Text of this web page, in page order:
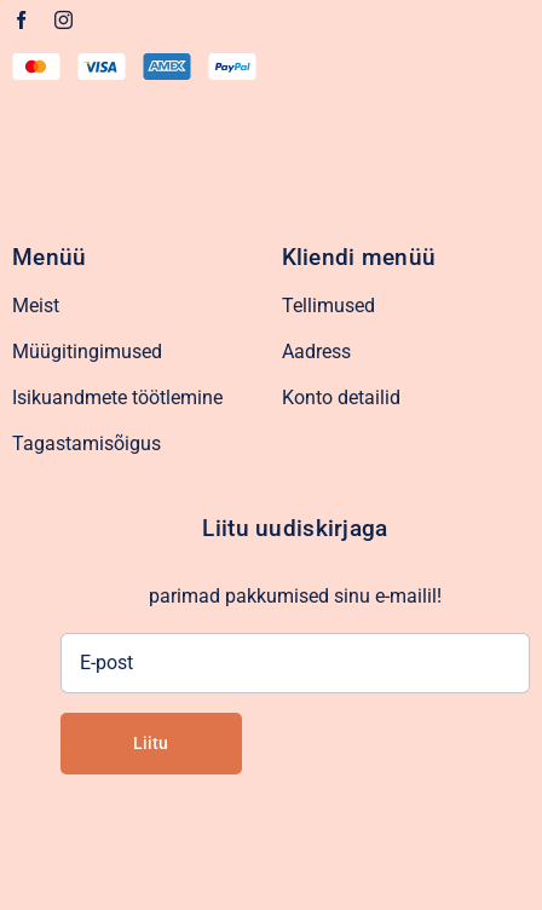
Menüü
Meist
Müügitingimused
Isikuandmete töötlemine
Tagastamisõigus
Kliendi menüü
Tellimused
Aadress
Konto detailid
Liitu uudiskirjaga
parimad pakkumised sinu e-mailil!
Liitu